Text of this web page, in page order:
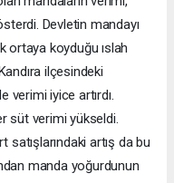
Devletin mandayı
ortaya koyduğu ıslah
ilçesindeki
verimi iyice artırdı.
süt verimi yükseldi.
satışlarındaki artış da bu
manda yoğurdunun